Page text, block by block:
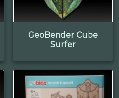
GeoBender Cube
Surfer